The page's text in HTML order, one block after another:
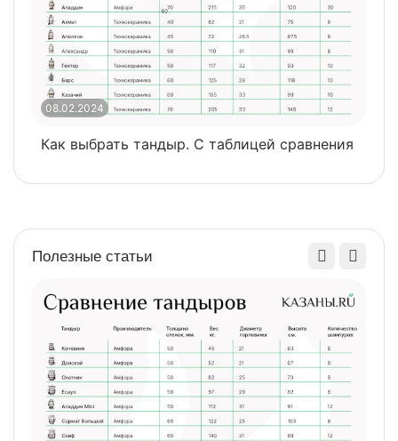
08.02.2024
Как выбрать тандыр. С таблицей сравнения
Полезные статьи